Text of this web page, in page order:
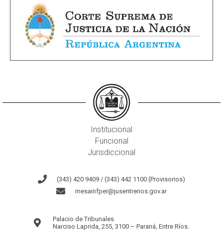
Institucional
Funcional
Jurisdiccional
(343) 420 9409 / (343) 442 1100 (Provisorios)
mesainfper@jusentrerios.gov.ar
Palacio de Tribunales
Narciso Laprida, 255, 3100 – Paraná, Entre Ríos.